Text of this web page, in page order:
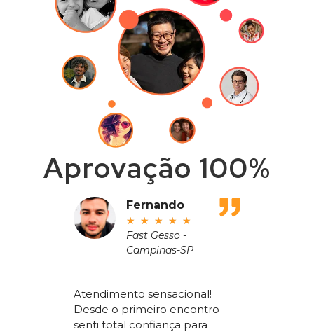
Aprovação 100%
Fernando
★ ★ ★ ★ ★
Fast Gesso -
Campinas-SP
Atendimento sensacional!
Desde o primeiro encontro
senti total confiança para